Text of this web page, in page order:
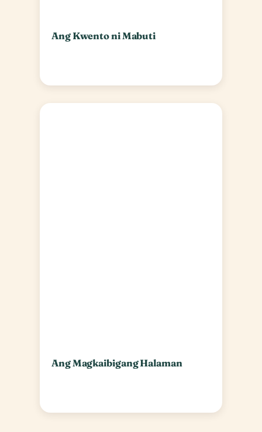
Ang Kwento ni Mabuti
Ang Magkaibigang Halaman